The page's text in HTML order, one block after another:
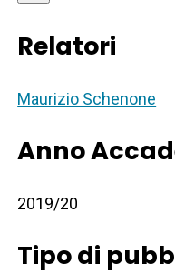
Relatori
Maurizio Schenone
Anno
2019/20
Tipo di